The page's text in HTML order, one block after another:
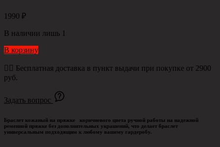
1990 ₽
В наличии лишь 1
В корзину
👉🏻 Бесплатная доставка в пункт выдачи при покупке от 2900
руб.
Задать вопрос
Браслет кожаный на пряжке
коричневого цвета ручной работы на надежной
ременной пряжке без дополнительных украшений, что делает браслет
универсальным подходящим к любому вашему гардеробу.